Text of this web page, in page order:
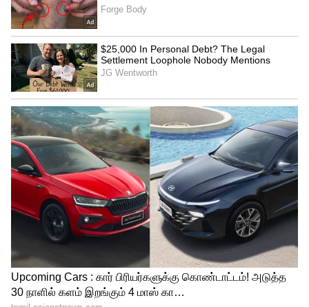
Related Articles
EPS Meet Sasikala: சின்னம்மா ரிட்டன்ஸ்.!
கட்சியை காப்பாற்ற சசிகலாவை
சந்திகும் எடப்பாடி.?! மீண்டும் துளிர்க்கும்
"இரட்டை இலை" என பறக்கும் மீம்ஸ்.!
CM Vijay Says No Entry: அப்போ
"அல்வா"தானா.! அதிமுக முன்னாள்
அமைச்சர்களுக்கு "நோ என்ட்ரி"?
3